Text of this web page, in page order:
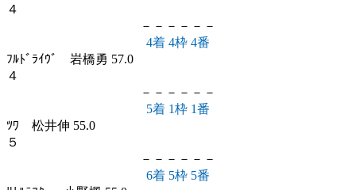
４
－－－－－－
4着 4枠 4番
ﾌﾙﾄﾞﾗｲｳﾞ 岩橋勇 57.0
４
－－－－－－
5着 1枠 1番
ﾂﾜ 松井伸 55.0
５
－－－－－－
6着 5枠 5番